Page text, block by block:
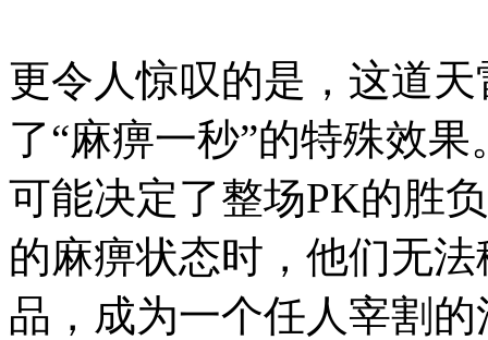
更令人惊叹的是，这道
了“麻痹一秒”的特殊效
可能决定了整场PK的胜
的麻痹状态时，他们无
品，成为一个任人宰割